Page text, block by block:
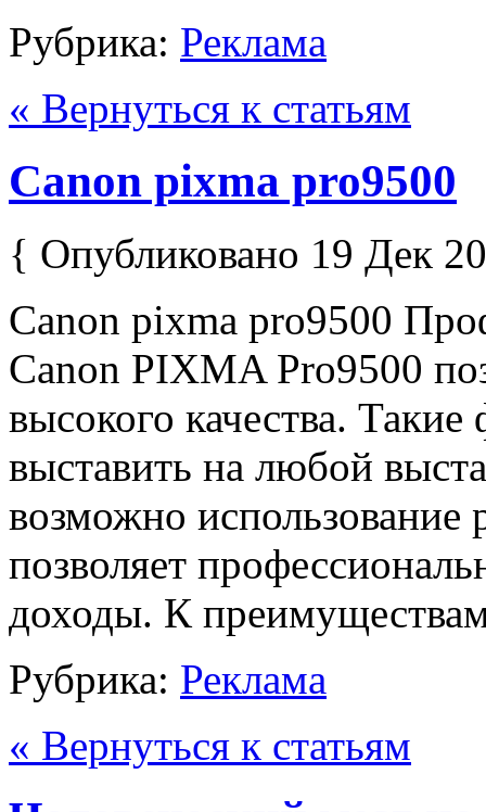
Рубрика: Реклама
« Вернуться к статьям
Canon pixma pro9500
{ Опубликовано 19 Дек
Canon pixma pro9500
Canon PIXMA Pro9500
высокого качества.
выставить на любой
возможно использование
позволяет
доходы. К
Рубрика: Реклама
« Вернуться к статьям